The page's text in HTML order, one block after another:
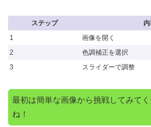
ステップ
1
画像を開く
2
色調補正を選択
3
スライダーで調整
最初は簡単な画像から挑戦してみて
ね！